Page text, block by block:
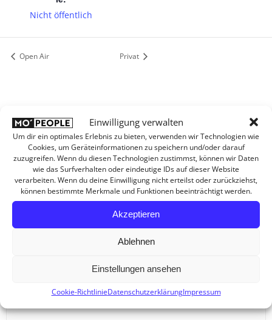
Einwilligung verwalten
Um dir ein optimales Erlebnis zu bieten, verwenden wir Technologien wie
Cookies, um Geräteinformationen zu speichern und/oder darauf
zuzugreifen. Wenn du diesen Technologien zustimmst, können wir Daten
wie das Surfverhalten oder eindeutige IDs auf dieser Website
verarbeiten. Wenn du deine Einwilligung nicht erteilst oder zurückziehst,
können bestimmte Merkmale und Funktionen beeinträchtigt werden.
Akzeptieren
Ablehnen
Einstellungen ansehen
Cookie-RichtlinieDatenschutzerklärungImpressum
Nicht öffentlich
Open Air Privat
Keine Kommentare
Schreibe einen Kommentar
Deine E-Mail-Adresse wird nicht veröffentlicht. Erforderliche
Felder sind mit*markiert
Kommentar